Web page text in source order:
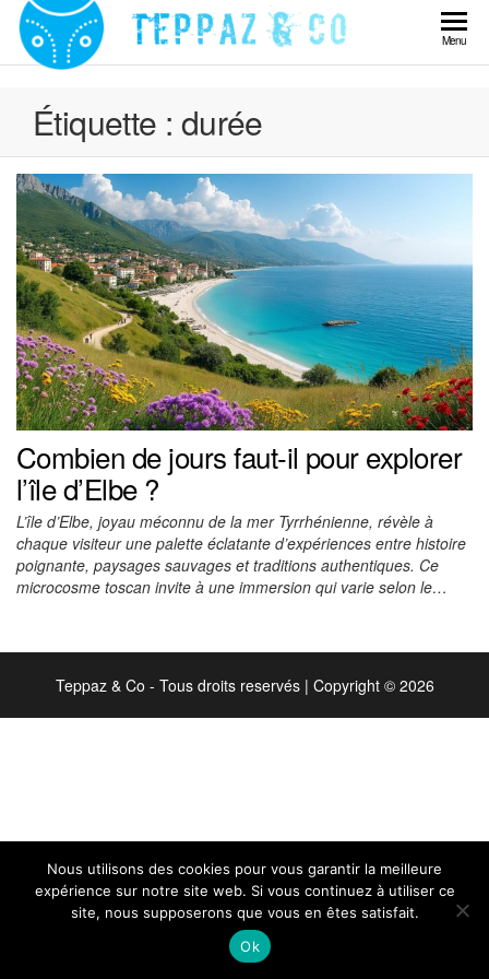
Skip
content
Teppaz
Menu
Étiquette : durée
Combien de jours faut-il pour explorer
l’île d’Elbe ?
L’île d’Elbe, joyau méconnu de la mer Tyrrhénienne, révèle à
chaque visiteur une palette éclatante d’expériences entre histoire
poignante, paysages sauvages et traditions authentiques. Ce
microcosme toscan invite à une immersion qui varie selon le…
Teppaz & Co - Tous droits reservés | Copyright © 2026
Nous utilisons des cookies pour vous garantir la meilleure
expérience sur notre site web. Si vous continuez à utiliser ce
site, nous supposerons que vous en êtes satisfait.
Ok